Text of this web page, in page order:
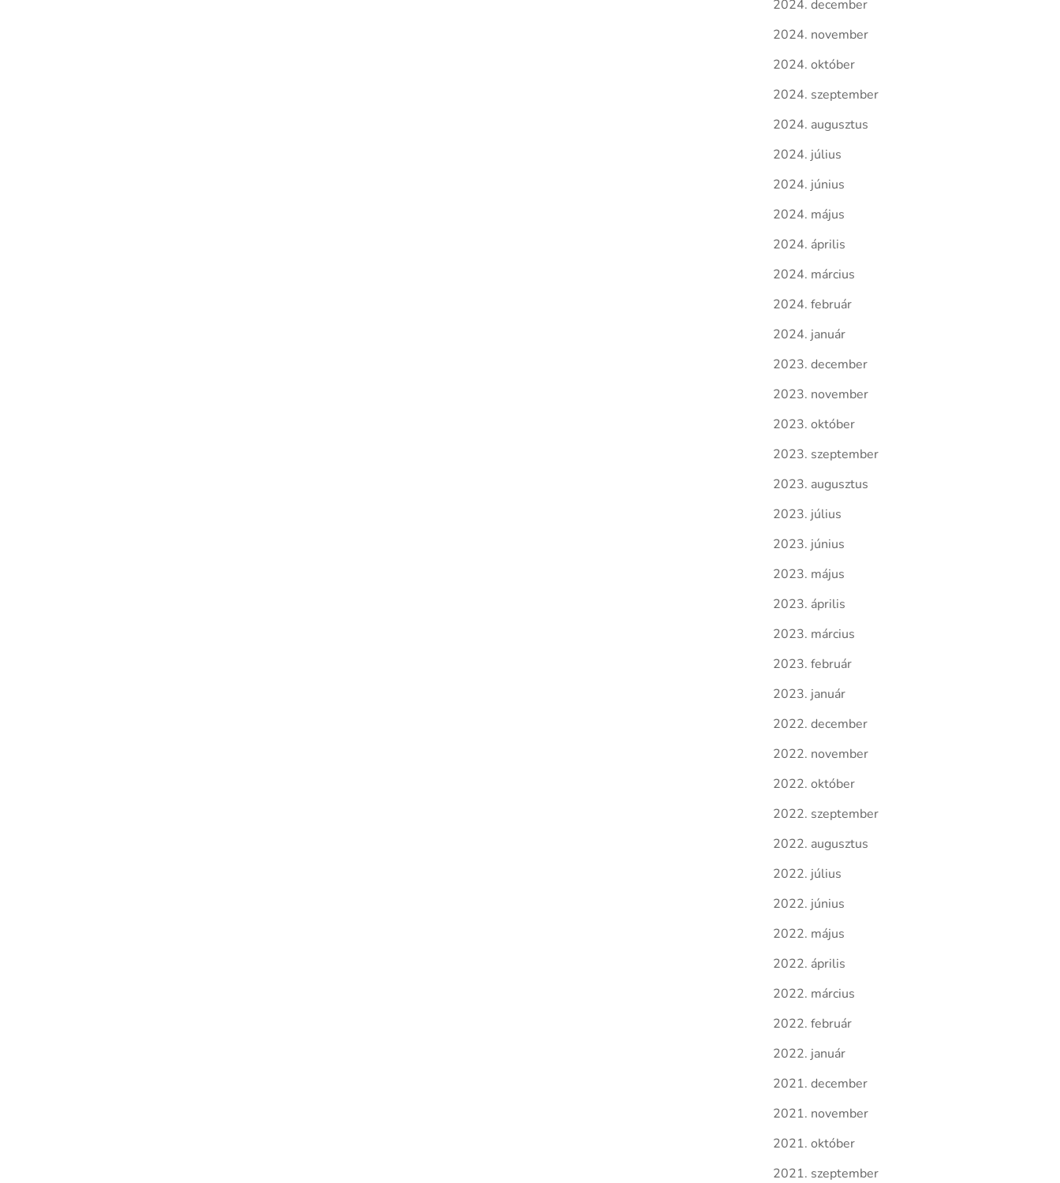
2024. december
2024. november
2024. október
2024. szeptember
2024. augusztus
2024. július
2024. június
2024. május
2024. április
2024. március
2024. február
2024. január
2023. december
2023. november
2023. október
2023. szeptember
2023. augusztus
2023. július
2023. június
2023. május
2023. április
2023. március
2023. február
2023. január
2022. december
2022. november
2022. október
2022. szeptember
2022. augusztus
2022. július
2022. június
2022. május
2022. április
2022. március
2022. február
2022. január
2021. december
2021. november
2021. október
2021. szeptember